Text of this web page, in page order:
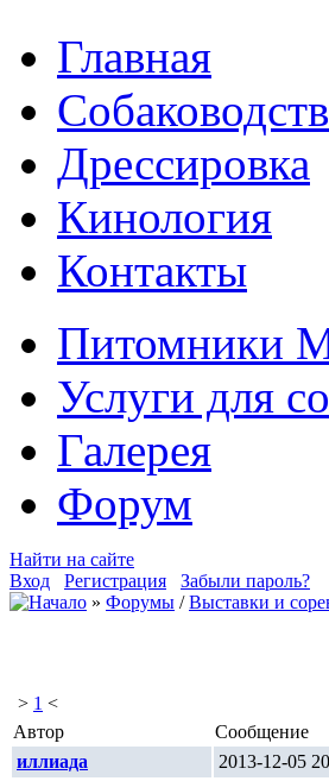
Главная
Дрессировка
Кинология
Контакты
Питомники
Услуги для
Галерея
Форум
Найти на сайте
Вход
Регистрация
Забыли пароль?
» Форумы /Выставки и
> 1 <
Автор
Сообщение
иллиада
2013-12-05